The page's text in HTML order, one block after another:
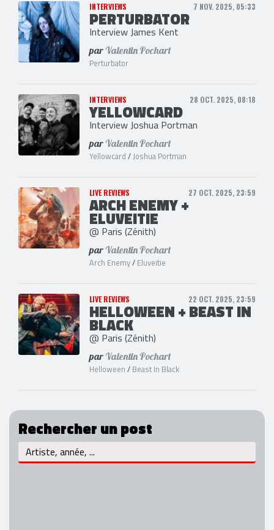
INTERVIEWS 7 NOV. 2025, 05:33
PERTURBATOR
Interview James Kent
par Valentin Pochart
Perturbator
INTERVIEWS 28 OCT. 2025, 08:18
YELLOWCARD
Interview Joshua Portman
par Valentin Pochart
Yellowcard /Joshua Portman
LIVE REVIEWS 27 OCT. 2025, 23:59
ARCH ENEMY +
ELUVEITIE
@ Paris (Zénith)
par Valentin Pochart
Arch Enemy/ Eluveitie
LIVE REVIEWS 22 OCT. 2025, 23:59
HELLOWEEN + BEAST IN
BLACK
@ Paris (Zénith)
par Valentin Pochart
Helloween / Beast In Black
Rechercher un post